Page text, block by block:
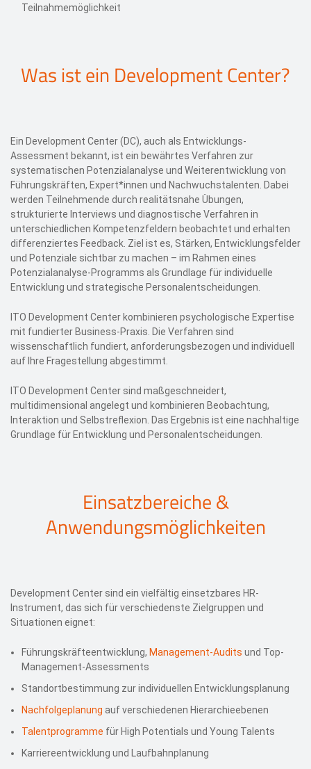
Teilnahmemöglichkeit
Was ist ein Development Center?
Ein Development Center (DC), auch als Entwicklungs-
Assessment bekannt, ist ein bewährtes Verfahren zur
systematischen Potenzialanalyse und Weiterentwicklung von
Führungskräften, Expert*innen und Nachwuchstalenten. Dabei
werden Teilnehmende durch realitätsnahe Übungen,
strukturierte Interviews und diagnostische Verfahren in
unterschiedlichen Kompetenzfeldern beobachtet und erhalten
differenziertes Feedback. Ziel ist es, Stärken, Entwicklungsfelder
und Potenziale sichtbar zu machen – im Rahmen eines
Potenzialanalyse-Programms als Grundlage für individuelle
Entwicklung und strategische Personalentscheidungen.
ITO Development Center kombinieren psychologische Expertise
mit fundierter Business-Praxis. Die Verfahren sind
wissenschaftlich fundiert, anforderungsbezogen und individuell
auf Ihre Fragestellung abgestimmt.
ITO Development Center sind maßgeschneidert,
multidimensional angelegt und kombinieren Beobachtung,
Interaktion und Selbstreflexion. Das Ergebnis ist eine nachhaltige
Grundlage für Entwicklung und Personalentscheidungen.
Einsatzbereiche &
Anwendungsmöglichkeiten
Development Center sind ein vielfältig einsetzbares HR-
Instrument, das sich für verschiedenste Zielgruppen und
Situationen eignet:
Führungskräfteentwicklung, Management-Audits und Top-
Management-Assessments
Standortbestimmung zur individuellen Entwicklungsplanung
Nachfolgeplanung auf verschiedenen Hierarchieebenen
Talentprogramme für High Potentials und Young Talents
Karriereentwicklung und Laufbahnplanung